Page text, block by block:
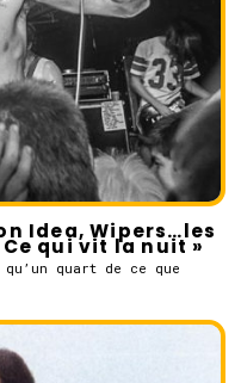
Idea, Wipers…les
qui vit la nuit »
quart de ce que